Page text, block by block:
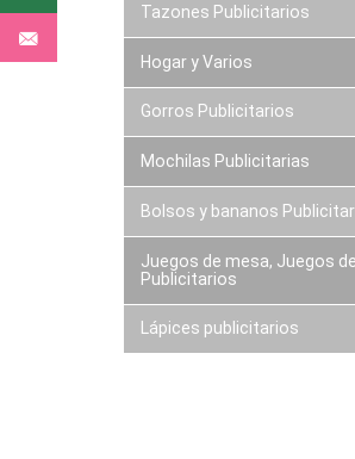
Tazones Publicitarios
Hogar y Varios
Gorros Publicitarios
Mochilas Publicitarias
Bolsos y bananos
Juegos de mesa, Juegos
Publicitarios
Lápices publicitarios